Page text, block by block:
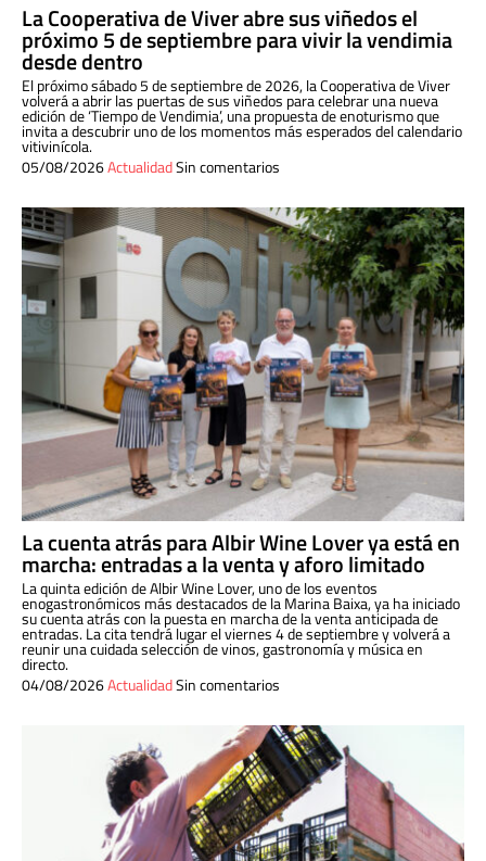
La Cooperativa de Viver abre sus viñedos el
próximo 5 de septiembre para vivir la vendimia
desde dentro
El próximo sábado 5 de septiembre de 2026, la Cooperativa de Viver
volverá a abrir las puertas de sus viñedos para celebrar una nueva
edición de ‘Tiempo de Vendimia’, una propuesta de enoturismo que
invita a descubrir uno de los momentos más esperados del calendario
vitivinícola.
05/08/2026ActualidadSin comentarios
La cuenta atrás para Albir Wine Lover ya está en
marcha: entradas a la venta y aforo limitado
La quinta edición de Albir Wine Lover, uno de los eventos
enogastronómicos más destacados de la Marina Baixa, ya ha iniciado
su cuenta atrás con la puesta en marcha de la venta anticipada de
entradas. La cita tendrá lugar el viernes 4 de septiembre y volverá a
reunir una cuidada selección de vinos, gastronomía y música en
directo.
04/08/2026ActualidadSin comentarios